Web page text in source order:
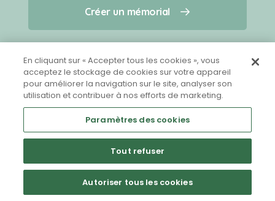
Qui sommes-nous ?
Nous contacter
Partager sur Facebook
Créer un mémorial
En cliquant sur « Accepter tous les cookies », vous
acceptez le stockage de cookies sur votre appareil
pour améliorer la navigation sur le site, analyser son
utilisation et contribuer à nos efforts de marketing.
Paramètres des cookies
Tout refuser
Autoriser tous les cookies